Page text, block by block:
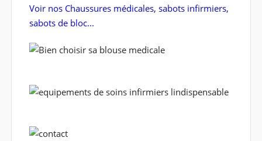
Voir nos Chaussures médicales, sabots infirmiers,
sabots de bloc...